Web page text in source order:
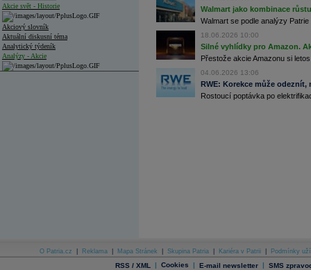
Akcie svět - Historie
Akciový slovník
Aktuální diskusní téma
Analytický týdeník
Analýzy - Akcie
Archiv - Měnová politika
Walmart jako kombinace
Walmart se podle analýzy
18.06.2026 10:00
Silné vyhlídky pro Amazon.
Přestože akcie Amazonu si
04.06.2026 13:06
RWE: Korekce může
Rostoucí poptávka po
O Patria.cz Reklama Mapa Stránek Skupina Patria Kariéra v Patrii Podmínky
RSS / XML | Cookies | E-mail newsletter | SMS